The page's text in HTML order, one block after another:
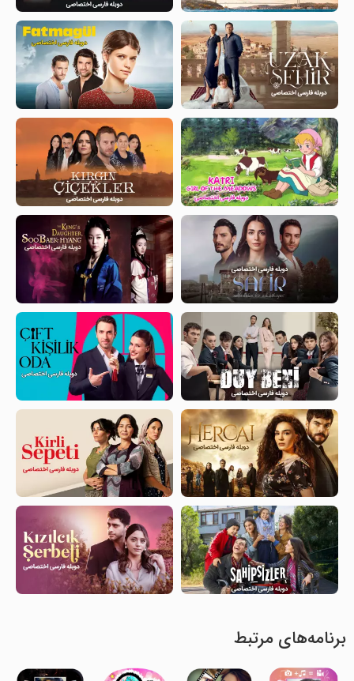
برنامه‌های مرتبط